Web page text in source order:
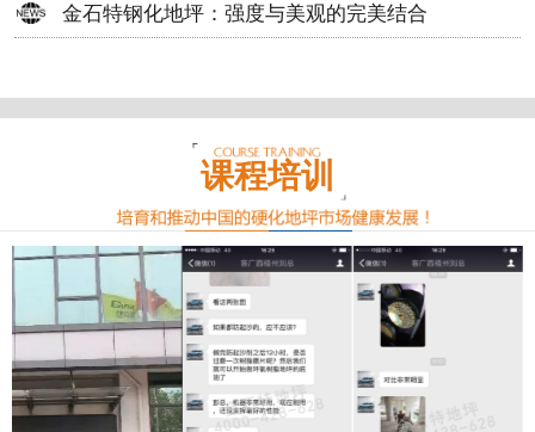
金石特钢化地坪：强度与美观的完美结合
课程培训